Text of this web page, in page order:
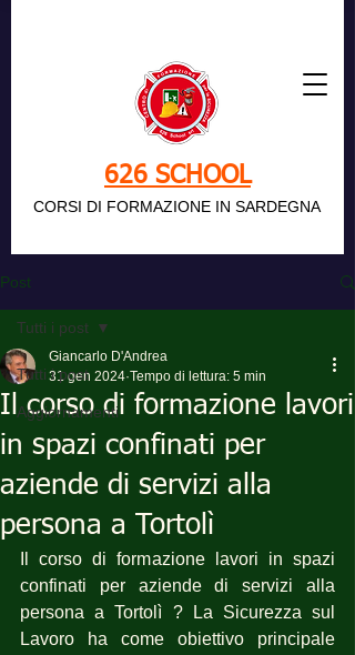
626 SCHOOL
CORSI DI FORMAZIONE IN SARDEGNA
Post
Tutti i post
Aggiornamenti
Tutti i post
Il corso di formazione lavori
in spazi confinati per
aziende di servizi alla
persona a Tortolì
Giancarlo D'Andrea
31 gen 2024 Tempo di lettura: 5 min
Il corso di formazione lavori in spazi
confinati per aziende di servizi alla
persona a Tortolì ? La Sicurezza sul
Lavoro ha come obiettivo principale